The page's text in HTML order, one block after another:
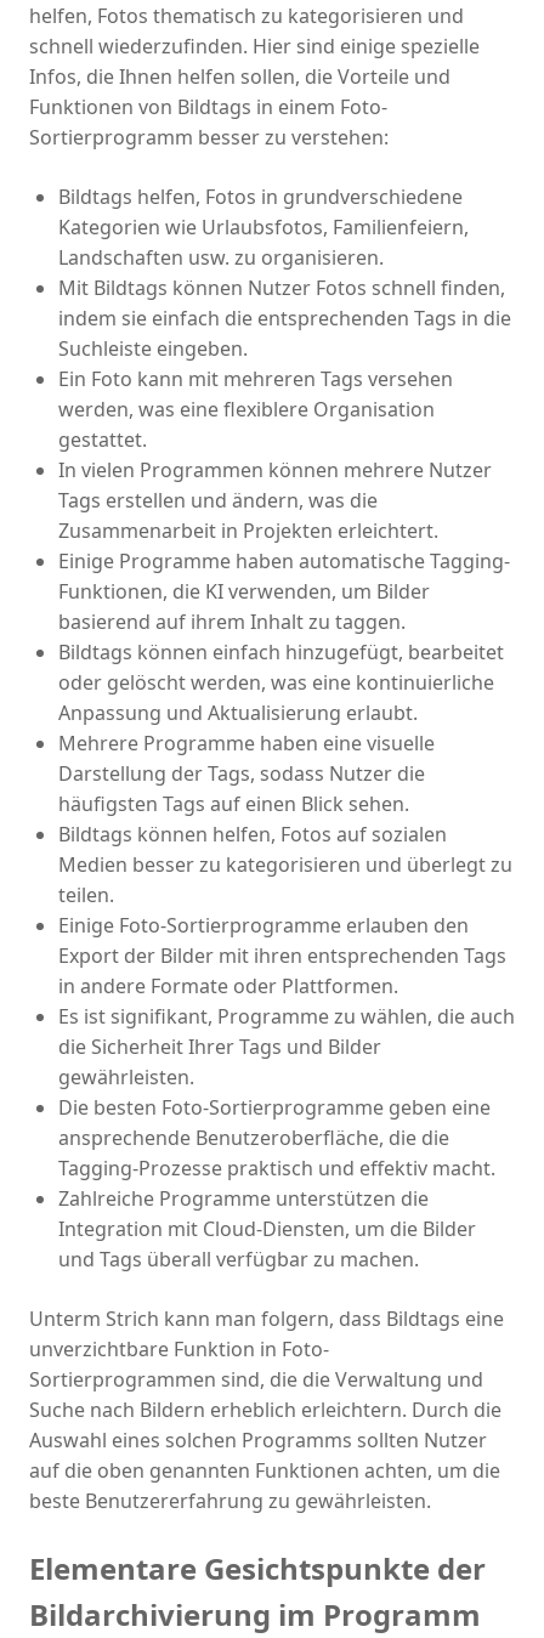
helfen, Fotos thematisch zu kategorisieren und
schnell wiederzufinden. Hier sind einige spezielle
Infos, die Ihnen helfen sollen, die Vorteile und
Funktionen von Bildtags in einem Foto-
Sortierprogramm besser zu verstehen:
Bildtags helfen, Fotos in grundverschiedene
Kategorien wie Urlaubsfotos, Familienfeiern,
Landschaften usw. zu organisieren.
Mit Bildtags können Nutzer Fotos schnell finden,
indem sie einfach die entsprechenden Tags in die
Suchleiste eingeben.
Ein Foto kann mit mehreren Tags versehen
werden, was eine flexiblere Organisation
gestattet.
In vielen Programmen können mehrere Nutzer
Tags erstellen und ändern, was die
Zusammenarbeit in Projekten erleichtert.
Einige Programme haben automatische Tagging-
Funktionen, die KI verwenden, um Bilder
basierend auf ihrem Inhalt zu taggen.
Bildtags können einfach hinzugefügt, bearbeitet
oder gelöscht werden, was eine kontinuierliche
Anpassung und Aktualisierung erlaubt.
Mehrere Programme haben eine visuelle
Darstellung der Tags, sodass Nutzer die
häufigsten Tags auf einen Blick sehen.
Bildtags können helfen, Fotos auf sozialen
Medien besser zu kategorisieren und überlegt zu
teilen.
Einige Foto-Sortierprogramme erlauben den
Export der Bilder mit ihren entsprechenden Tags
in andere Formate oder Plattformen.
Es ist signifikant, Programme zu wählen, die auch
die Sicherheit Ihrer Tags und Bilder
gewährleisten.
Die besten Foto-Sortierprogramme geben eine
ansprechende Benutzeroberfläche, die die
Tagging-Prozesse praktisch und effektiv macht.
Zahlreiche Programme unterstützen die
Integration mit Cloud-Diensten, um die Bilder
und Tags überall verfügbar zu machen.
Unterm Strich kann man folgern, dass Bildtags eine
unverzichtbare Funktion in Foto-
Sortierprogrammen sind, die die Verwaltung und
Suche nach Bildern erheblich erleichtern. Durch die
Auswahl eines solchen Programms sollten Nutzer
auf die oben genannten Funktionen achten, um die
beste Benutzererfahrung zu gewährleisten.
Elementare Gesichtspunkte der
Bildarchivierung im Programm